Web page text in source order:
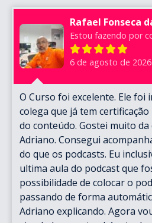
Rafael Fonseca
Estou fazendo por
6 de agosto de 2026
O Curso foi excelente. Ele foi
colega que já tem
do conteúdo. Gostei muito
Adriano. Consegui
do que os podcasts. Eu
ultima aula do podcast que
possibilidade de colocar o
passando de forma
Adriano explicando. Agora